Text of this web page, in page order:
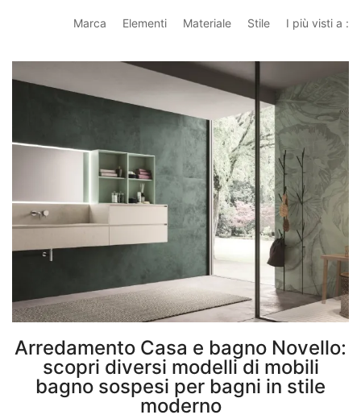
Marca Elementi Materiale Stile I più visti a :
Arredamento Casa e bagno Novello:
scopri diversi modelli di mobili
bagno sospesi per bagni in stile
moderno